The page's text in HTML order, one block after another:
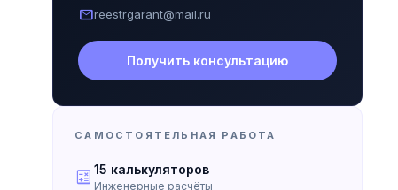
mailreestrgarant@mail.ru
Получить консультацию
САМОСТОЯТЕЛЬНАЯ РАБОТА
calculate 15 калькуляторов
Инженерные расчёты